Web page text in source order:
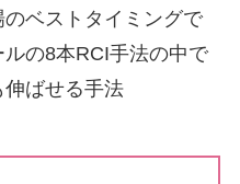
ベストタイミングで
の8本RCI手法の中で
伸ばせる手法